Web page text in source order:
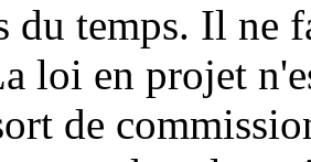
du temps. Il ne
loi en projet
de